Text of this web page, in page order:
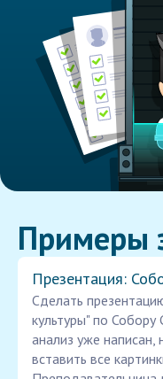
Примеры
Презентация:
Сделать
культуры" по
анализ уже
вставить все